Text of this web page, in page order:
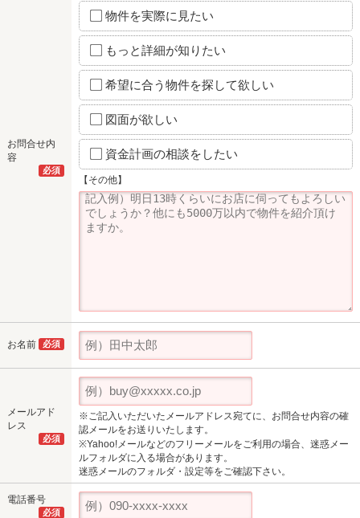
お問合せ内
容
必須
物件を実際に見たい
もっと詳細が知りたい
希望に合う物件を探して欲しい
図面が欲しい
資金計画の相談をしたい
【その他】
お名前 必須
メールアド
レス
必須
※ご記入いただいたメールアドレス宛てに、お問合せ内容の確
認メールをお送りいたします。
※Yahoo!メールなどのフリーメールをご利用の場合、迷惑メー
ルフォルダに入る場合があります。
迷惑メールのフォルダ・設定等をご確認下さい。
電話番号
必須